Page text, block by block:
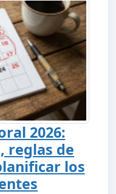
2026:
reglas de
los